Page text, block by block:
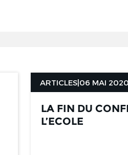
ARTICLES|06 MAI 2020
LA FIN DU
L’ECOLE